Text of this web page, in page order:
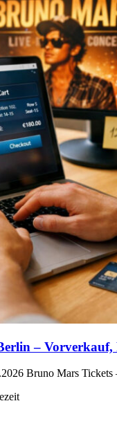
– Vorverkauf,
Bruno Mars